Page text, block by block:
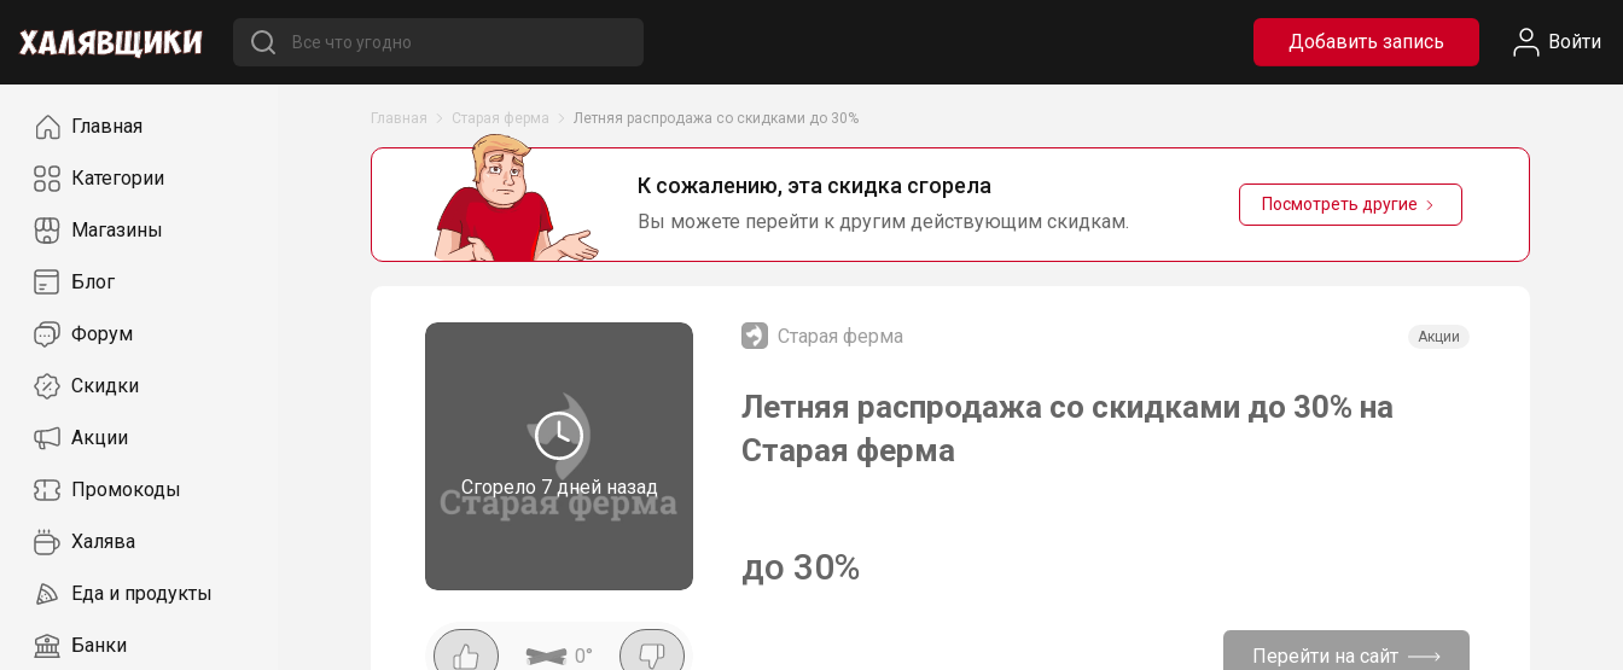
Добавить запись Войти
НавигацияГлавная
Категории
Магазины
Блог
Форум
Скидки
Акции
Промокоды
Халява
Еда и продукты
Банки
Главная Старая ферма Летняя распродажа со скидками до 30%
К сожалению, эта скидка сгорела
Вы можете перейти к другим действующим скидкам.
Посмотреть другие
Сгорело 7 дней назад
Старая ферма Акции
Летняя распродажа со скидками до 30% на
Старая ферма
до 30%
0° Перейти на сайт